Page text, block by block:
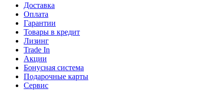
Доставка
Оплата
Гарантии
Товары в кредит
Лизинг
Trade In
Акции
Бонусная система
Подарочные карты
Сервис